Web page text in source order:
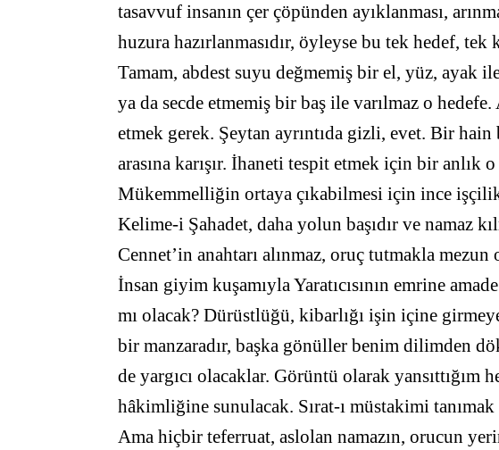
tasavvuf insanın çer çöpünden ayıklanması,
huzura hazırlanmasıdır, öyleyse bu tek hedef,
Tamam, abdest suyu değmemiş bir el, yüz, ayak
ya da secde etmemiş bir baş ile varılmaz o
etmek gerek. Şeytan ayrıntıda gizli, evet. Bir hain
arasına karışır. İhaneti tespit etmek için bir anlık
Mükemmelliğin ortaya çıkabilmesi için ince
Kelime-i Şahadet, daha yolun başıdır ve namaz
Cennet’in anahtarı alınmaz, oruç tutmakla mezun
İnsan giyim kuşamıyla Yaratıcısının emrine
mı olacak? Dürüstlüğü, kibarlığı işin içine
bir manzaradır, başka gönüller benim dilimden
de yargıcı olacaklar. Görüntü olarak
hâkimliğine sunulacak. Sırat-ı müstakimi tanımak
Ama hiçbir teferruat, aslolan namazın, orucun